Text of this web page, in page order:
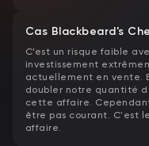
Cas Blackbeard's
C’est un risque faible
investissement
actuellement en vente.
doubler notre quantité
cette affaire.
être pas courant. C'est
affaire.